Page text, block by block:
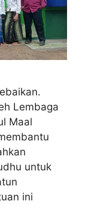
Lembaga
Maal
untuk
ini